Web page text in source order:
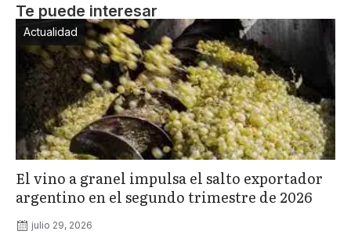
Te puede interesar
Actualidad
El vino a granel impulsa el salto exportador
argentino en el segundo trimestre de 2026
julio 29, 2026